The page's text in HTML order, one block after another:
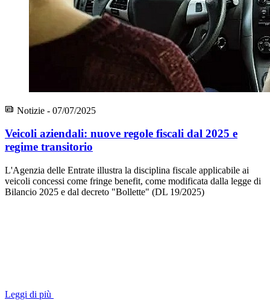
Notizie - 07/07/2025
Veicoli aziendali: nuove regole fiscali dal 2025 e
regime transitorio
L'Agenzia delle Entrate illustra la disciplina fiscale applicabile ai
veicoli concessi come fringe benefit, come modificata dalla legge di
Bilancio 2025 e dal decreto "Bollette" (DL 19/2025)
Leggi di più